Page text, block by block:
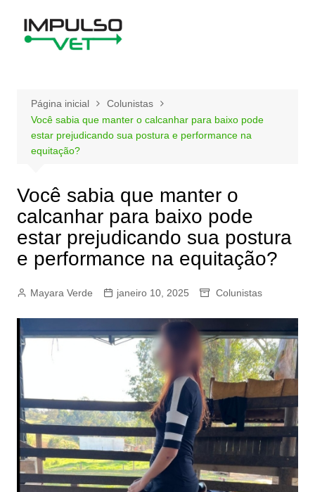
Página inicial
Colunistas
Você sabia que manter o calcanhar para baixo pode
estar prejudicando sua postura e performance na
equitação?
Você sabia que manter o
calcanhar para baixo pode
estar prejudicando sua postura
e performance na equitação?
Mayara Verde janeiro 10, 2025 Colunistas